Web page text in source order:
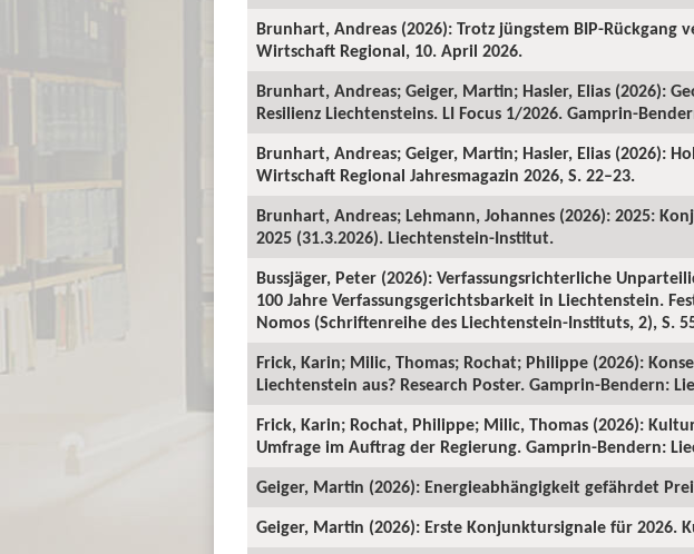
Brunhart, Andreas (2026): Trotz jüngstem BIP-
Wirtschaft Regional, 10. April 2026.
Brunhart, Andreas; Geiger, Martin; Hasler, Elias (2026):
Resilienz Liechtensteins. LI Focus 1/2026. Gamprin-
Brunhart, Andreas; Geiger, Martin; Hasler, Elias (2026):
Wirtschaft Regional Jahresmagazin 2026, S. 22–23.
Brunhart, Andreas; Lehmann, Johannes (2026): 2025:
2025 (31.3.2026). Liechtenstein-Institut.
Bussjäger, Peter (2026): Verfassungsrichterliche
100 Jahre Verfassungsgerichtsbarkeit in Liechtenstein.
Nomos (Schriftenreihe des Liechtenstein-Instituts, 2), S.
Frick, Karin; Milic, Thomas; Rochat; Philippe (2026):
Liechtenstein aus? Research Poster. Gamprin-Bendern:
Frick, Karin; Rochat, Philippe; Milic, Thomas (2026):
Umfrage im Auftrag der Regierung. Gamprin-Bendern:
Geiger, Martin (2026): Energieabhängigkeit gefährdet
Geiger, Martin (2026): Erste Konjunktursignale für 2026.